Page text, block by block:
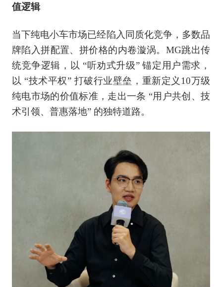
值逻辑
当下纯电小车市场已经陷入同质化竞争，多数品
牌陷入拼配置、拼价格的内卷漩涡。MG跳出传
统竞争逻辑，以 “听劝式升级” 锚定用户需求，
以 “技术平权” 打破行业壁垒，重新定义10万级
纯电市场的价值标准，走出一条 “用户共创、技
术引领、普惠落地” 的独特道路。